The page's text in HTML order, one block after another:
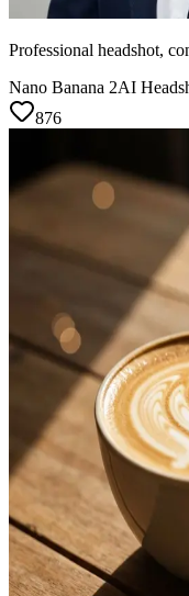
Professional headshot,
Nano Banana 2AI
876